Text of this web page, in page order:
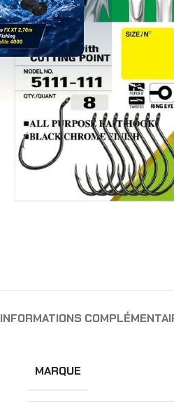
INFORMATIONS
MARQUE